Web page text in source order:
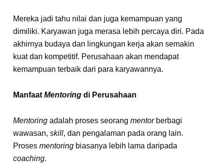
Mereka jadi tahu nilai dan juga kemampuan yang
dimiliki. Karyawan juga merasa lebih percaya diri. Pada
akhirnya budaya dan lingkungan kerja akan semakin
kuat dan kompetitif. Perusahaan akan mendapat
kemampuan terbaik dari para karyawannya.
Manfaat Mentoring di Perusahaan
Mentoringadalah proses seorang mentorberbagi
wawasan, skill, dan pengalaman pada orang lain.
Proses mentoringbiasanya lebih lama daripada
coaching.